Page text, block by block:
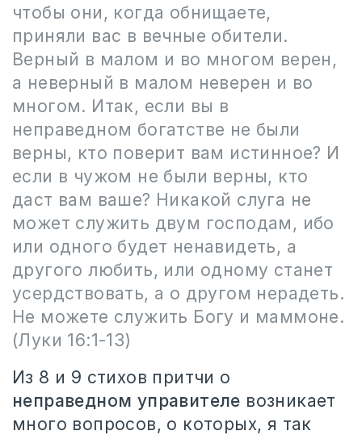
чтобы они, когда обнищаете,
приняли вас в вечные обители.
Верный в малом и во многом верен,
а неверный в малом неверен и во
многом. Итак, если вы в
неправедном богатстве не были
верны, кто поверит вам истинное? И
если в чужом не были верны, кто
даст вам ваше? Никакой слуга не
может служить двум господам, ибо
или одного будет ненавидеть, а
другого любить, или одному станет
усердствовать, а о другом нерадеть.
Не можете служить Богу и маммоне.
(Луки 16:1-13)
Из 8 и 9 стихов притчи о
неправедном управителе возникает
много вопросов, о которых, я так